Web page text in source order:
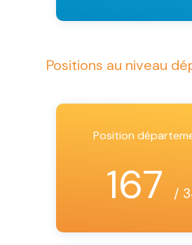
Positions au niveau
Position
167 /